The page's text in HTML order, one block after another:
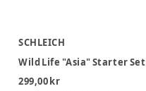
SCHLEICH
Wild Life "Asia" Starter Set
299,00 kr